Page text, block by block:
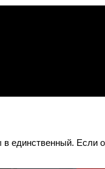
единственный. Если